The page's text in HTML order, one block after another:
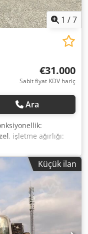
1 /7
€31.000
Sabit fiyat KDV hariç
Ara
, işletme ağırlığı:
* Motor: Cat C1.7 *
EU Aşama V *
uzunluğu:
yüksekliği:
Kompakt
sistemi
Küçük ilan